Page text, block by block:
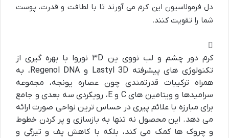
دل فرمولاسیون این کرم می آورند تا با لطافت و قدرت، پوست
شما را تقویت کنند.
کرم دور چشم و لب نووی ین ۳D نوروا با بهره گیری از
تکنولوژی های پیشرفته Lastyl 3D و Regenol DNA، به
همراه ترکیبات قدرتمندی چون عصاره یونجه، مجموعه
سرامیدها و ویتامین های C و E، رویکردی سه بعدی و جامع
برای مبارزه با علائم پیری در حساس ترین نواحی صورت ارائه
می دهد. این محصول نه تنها به بازسازی و پر کردن خطوط
و چروک ها کمک می کند، بلکه با کاهش پف و تیرگی و